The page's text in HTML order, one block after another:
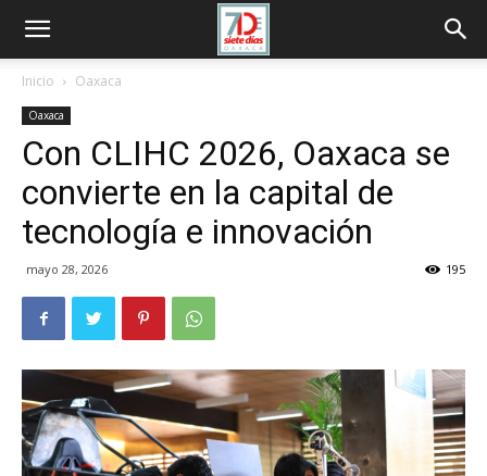
Inicio Oaxaca
Oaxaca
Con CLIHC 2026, Oaxaca se
convierte en la capital de
tecnología e innovación
mayo 28, 2026 195